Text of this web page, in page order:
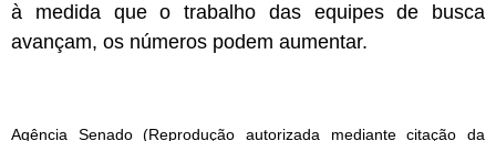
à medida que o trabalho das equipes de busca
avançam, os números podem aumentar.
Agência Senado (Reprodução autorizada mediante citação da